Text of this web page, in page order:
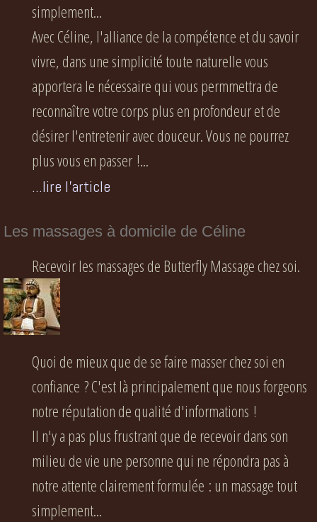
simplement...
Avec Céline, l'alliance de la compétence et du savoir
vivre, dans une simplicité toute naturelle vous
apportera le nécessaire qui vous permmettra de
reconnaître votre corps plus en profondeur et de
désirer l'entretenir avec douceur. Vous ne pourrez
plus vous en passer !...
...lire l'article
Les massages à domicile de Céline
Recevoir les massages de Butterfly Massage chez soi.
Quoi de mieux que de se faire masser chez soi en
confiance ? C'est là principalement que nous forgeons
notre réputation de qualité d'informations !
Il n'y a pas plus frustrant que de recevoir dans son
milieu de vie une personne qui ne répondra pas à
notre attente clairement formulée : un massage tout
simplement...